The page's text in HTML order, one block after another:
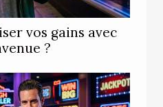
vos gains avec
?